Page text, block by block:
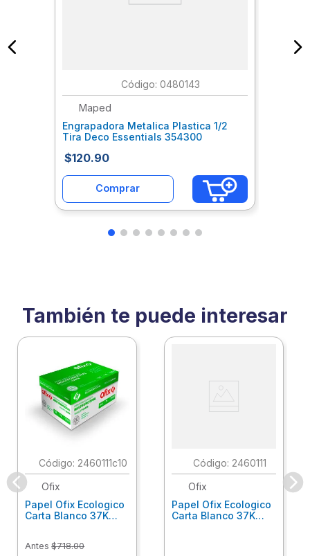
: 0480143
Maped
Engrapadora Metalica Plastica 1/2
Tira Deco Essentials 354300
$120.90
Comprar
También te puede interesar
: 2460111c10
Ofix
Papel Ofix Ecologico
Carta Blanco 37K
Antes $718.00
: 2460111
Ofix
Papel Ofix Ecologico
Carta Blanco 37K